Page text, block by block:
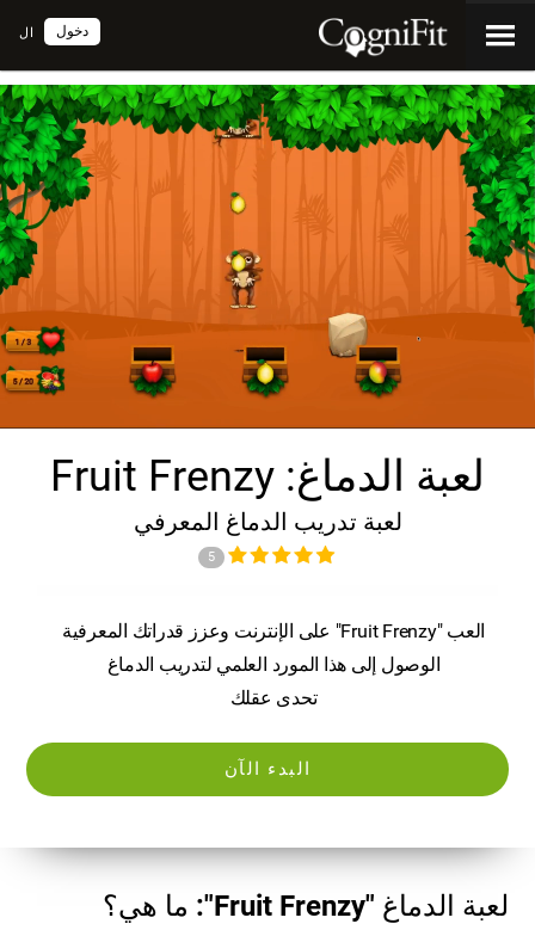
ال دخول
لعبة الدماغ: Fruit Frenzy
لعبة تدريب الدماغ المعرفي
5
العب "Fruit Frenzy" على الإنترنت وعزز قدراتك المعرفية
الوصول إلى هذا المورد العلمي لتدريب الدماغ
تحدى عقلك
البدء الآن
لعبة الدماغ "Fruit Frenzy": ما هي؟